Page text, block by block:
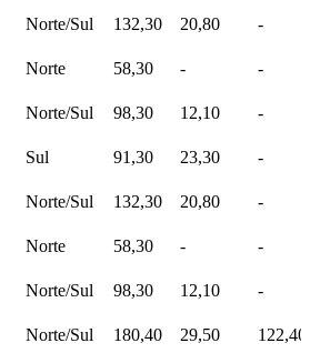
Norte/Sul 132,30 20,80
-
Norte 58,30 -
-
Norte/Sul 98,30 12,10
-
Sul 91,30 23,30
-
Norte/Sul 132,30 20,80
-
Norte 58,30 -
-
Norte/Sul 98,30 12,10
-
Norte/Sul 180,40 29,50 122,40